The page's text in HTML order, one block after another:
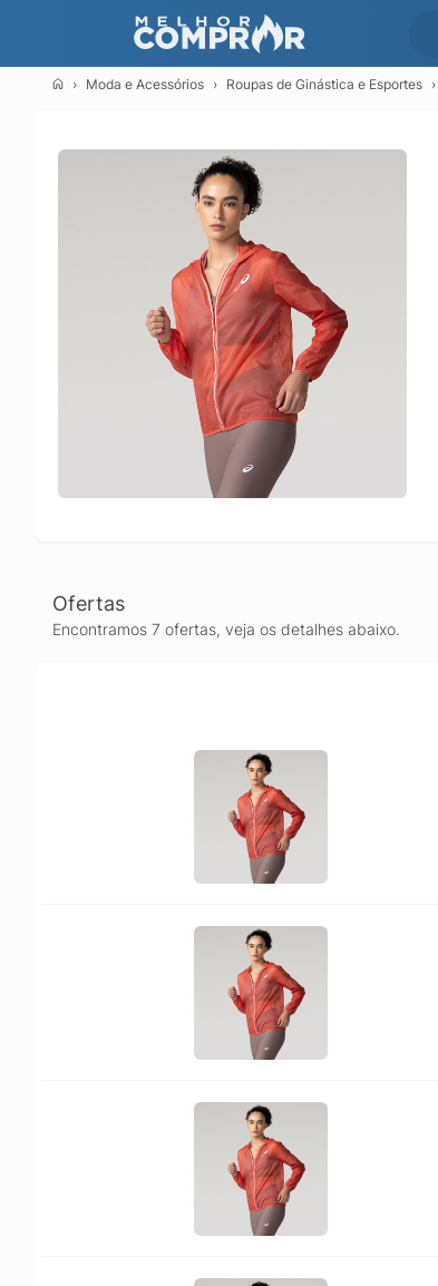
Moda e Acessórios Roupas de Ginástica e Esportes
Ofertas
Encontramos 7 ofertas, veja os detalhes abaixo.